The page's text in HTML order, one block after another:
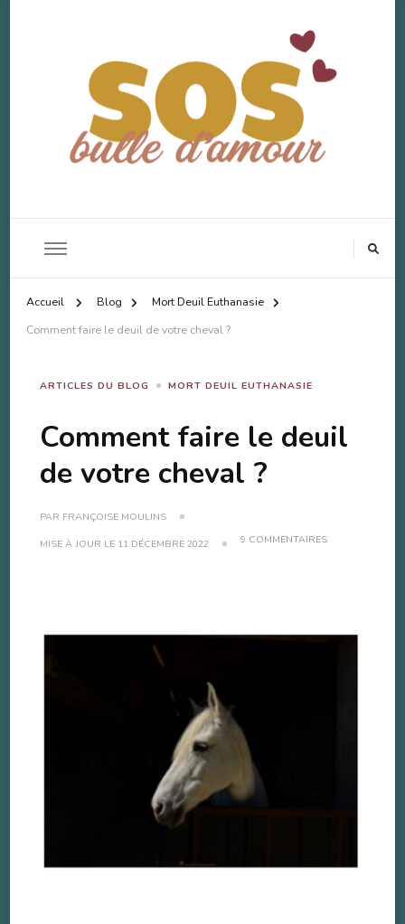
SOS Bulle d'Amour
Accueil Blog
Mort Deuil Euthanasie
Comment faire le deuil de votre cheval ?
ARTICLES DU BLOG MORT DEUIL EUTHANASIE
Comment faire le deuil
de votre cheval ?
PAR FRANÇOISE MOULINS
MISE À JOUR LE 11 DÉCEMBRE 2022 9 COMMENTAIRESSUR
CHEVAL